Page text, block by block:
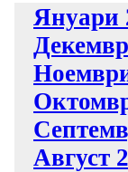
Януари
Август